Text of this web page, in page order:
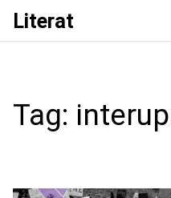
Skip to content
Literat
Tag: